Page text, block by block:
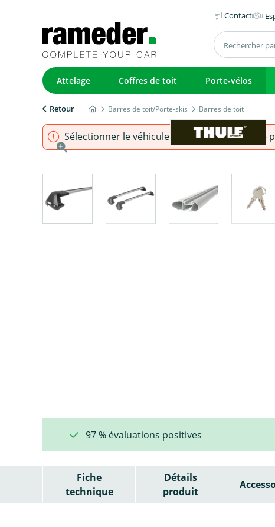
Contact
Attelage Coffres de toit Porte-vélos
Retour Barres de toit/Porte-skis Barres de toit
Sélectionner le véhicule pour s'assurer que le
97 % évaluations positives
Fiche
technique
Détails
produit